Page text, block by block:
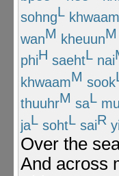
sohngL khwaam
wanM kheuunM
phiH saehtL nai
khwaamM sook
thuuhrM saL
jaL sohtL saiR
Over the
And across